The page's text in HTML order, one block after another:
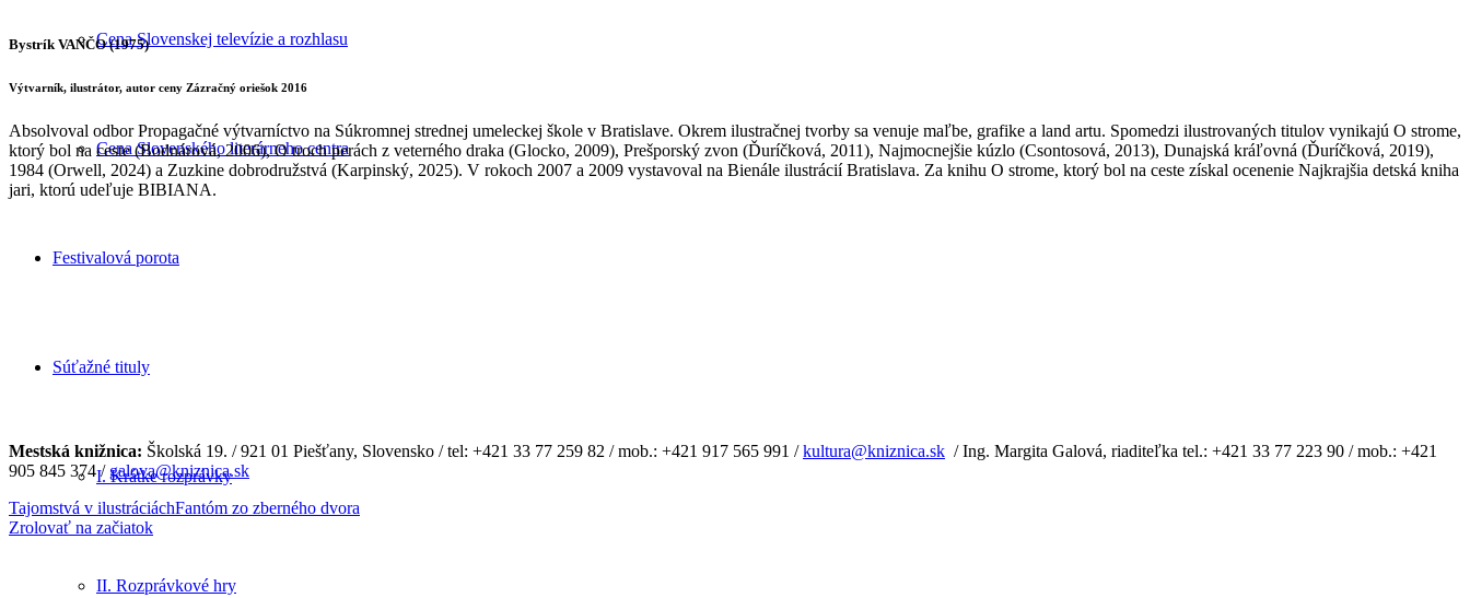
Cena Slovenskej televízie a rozhlasu
Cena Slovenského literárneho centra
Festivalová porota
Súťažné tituly
I. Krátke rozprávky
II. Rozprávkové hry
Bystrík VANČO (1975)
Výtvarník, ilustrátor, autor ceny Zázračný oriešok 2016
Absolvoval odbor Propagačné výtvarníctvo na Súkromnej strednej umeleckej škole v Bratislave. Okrem ilustračnej tvorby sa venuje maľbe, grafike a land artu. Spomedzi ilustrovaných titulov vynikajú O strome,
ktorý bol na ceste (Bodnárová, 2006), O troch perách z veterného draka (Glocko, 2009), Prešporský zvon (Ďuríčková, 2011), Najmocnejšie kúzlo (Csontosová, 2013), Dunajská kráľovná (Ďuríčková, 2019),
1984 (Orwell, 2024) a Zuzkine dobrodružstvá (Karpinský, 2025). V rokoch 2007 a 2009 vystavoval na Bienále ilustrácií Bratislava. Za knihu O strome, ktorý bol na ceste získal ocenenie Najkrajšia detská kniha
jari, ktorú udeľuje BIBIANA.
Mestská knižnica: Školská 19. / 921 01 Piešťany, Slovensko / tel: +421 33 77 259 82 / mob.: +421 917 565 991 /kultura@kniznica.sk / Ing. Margita Galová, riaditeľka tel.: +421 33 77 223 90 / mob.: +421
905 845 374 / galova@kniznica.sk
Tajomstvá v ilustráciáchFantóm zo zberného dvora
Zrolovať na začiatok